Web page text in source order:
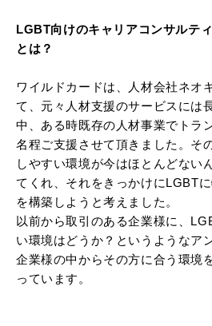
LGBT向けのキャリアコンサルテ
とは？
ワイルドカードは、人材会社ネオ
て、元々人材支援のサービスには
中、ある時既存の人材事業でトラ
名程ご支援させて頂きました。そ
しやすい環境が今はほとんどない
てくれ、それをきっかけにLGBT
を構築しようと考えました。
以前から取引のある企業様に、
い環境はどうか？というようなア
企業様の中からその方に合う環境
っています。